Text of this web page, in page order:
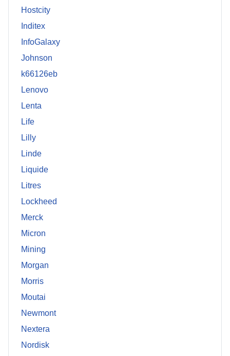
Hostcity
Inditex
InfoGalaxy
Johnson
k66126eb
Lenovo
Lenta
Life
Lilly
Linde
Liquide
Litres
Lockheed
Merck
Micron
Mining
Morgan
Morris
Moutai
Newmont
Nextera
Nordisk